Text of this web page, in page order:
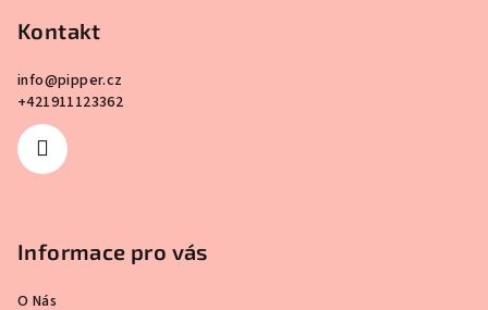
Kontakt
info@pipper.cz
+421911123362
Informace pro vás
O Nás